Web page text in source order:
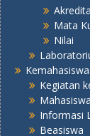
Mata
Nilai
Kegiatan
Informasi
Beasiswa